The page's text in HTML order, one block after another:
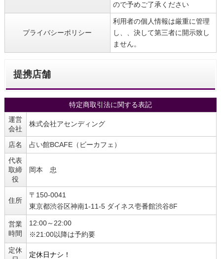
ので予めご了承ください
プライバシーポリシー
利用者の個人情報は厳重に管理
し、、決して第三者に開示致し
ません。
提携店舗
特定商取引法に関する表記
運営
会社
株式会社アセンディング
店名
占い館BCAFE（ビーカフェ）
代表
取締
役
岡本 忠
住所
〒150-0041
東京都渋谷区神南1-11-5 ダイネス壱番館渋谷8F
営業
時間
12:00～22:00
※21:00以降は予約要
定休
定休日ナシ！